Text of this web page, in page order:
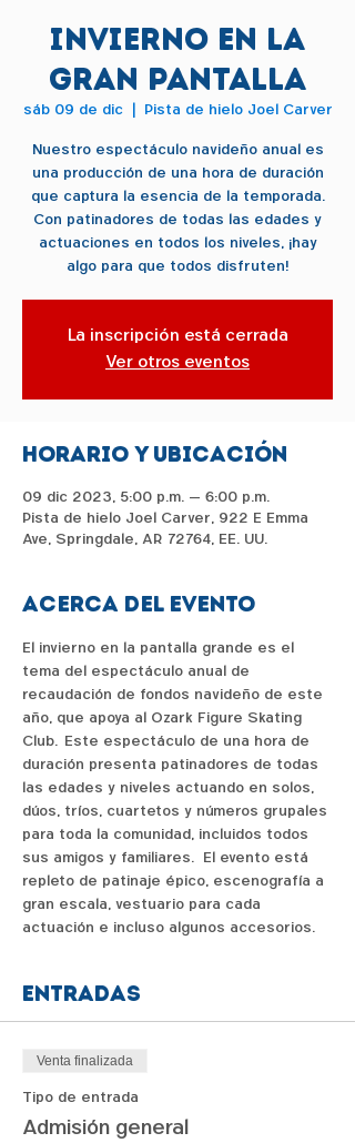
Invierno en la
gran pantalla
sáb 09 de dic
  |
Pista de hielo Joel Carver
Nuestro espectáculo navideño anual es
una producción de una hora de duración
que captura la esencia de la temporada.
Con patinadores de todas las edades y
actuaciones en todos los niveles, ¡hay
algo para que todos disfruten!
La inscripción está cerrada
Ver otros eventos
Horario y ubicación
09 dic 2023, 5:00 p.m. – 6:00 p.m.
Pista de hielo Joel Carver, 922 E Emma
Ave, Springdale, AR 72764, EE. UU.
Acerca del evento
El invierno en la pantalla grande es el
tema del espectáculo anual de
recaudación de fondos navideño de este
año, que apoya al Ozark Figure Skating
Club.  Este espectáculo de una hora de
duración presenta patinadores de todas
las edades y niveles actuando en solos,
dúos, tríos, cuartetos y números grupales
para toda la comunidad, incluidos todos
sus amigos y familiares.   El evento está
repleto de patinaje épico, escenografía a
gran escala, vestuario para cada
actuación e incluso algunos accesorios.
Entradas
Venta finalizada
Tipo de entrada
Admisión general